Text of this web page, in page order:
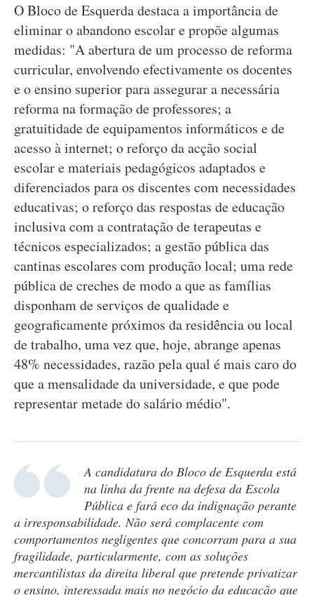
O Bloco de Esquerda destaca a importância de
eliminar o abandono escolar e propõe algumas
medidas: "A abertura de um processo de reforma
curricular, envolvendo efectivamente os docentes
e o ensino superior para assegurar a necessária
reforma na formação de professores; a
gratuitidade de equipamentos informáticos e de
acesso à internet; o reforço da acção social
escolar e materiais pedagógicos adaptados e
diferenciados para os discentes com necessidades
educativas; o reforço das respostas de educação
inclusiva com a contratação de terapeutas e
técnicos especializados; a gestão pública das
cantinas escolares com produção local; uma rede
pública de creches de modo a que as famílias
disponham de serviços de qualidade e
geograficamente próximos da residência ou local
de trabalho, uma vez que, hoje, abrange apenas
48% necessidades, razão pela qual é mais caro do
que a mensalidade da universidade, e que pode
representar metade do salário médio".
A candidatura do Bloco de Esquerda está
na linha da frente na defesa da Escola
Pública e fará eco da indignação perante
a irresponsabilidade. Não será complacente com
comportamentos negligentes que concorram para a sua
fragilidade, particularmente, com as soluções
mercantilistas da direita liberal que pretende privatizar
o ensino, interessada mais no negócio da educação que